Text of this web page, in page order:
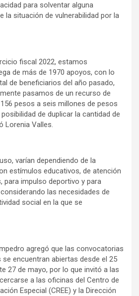
para solventar alguna
la situación de vulnerabilidad por la
fiscal 2022, estamos
de más de 1970 apoyos, con lo
de beneficiarios del año pasado,
pasamos de un recurso de
pesos a seis millones de pesos
de duplicar la cantidad de
Lorenia Valles.
varían dependiendo de la
estímulos educativos, de atención
para impulso deportivo y para
las necesidades de
social en la que se
agregó que las convocatorias
encuentran abiertas desde el 25
27 de mayo, por lo que invitó a las
a las oficinas del Centro de
Especial (CREE) y la Dirección